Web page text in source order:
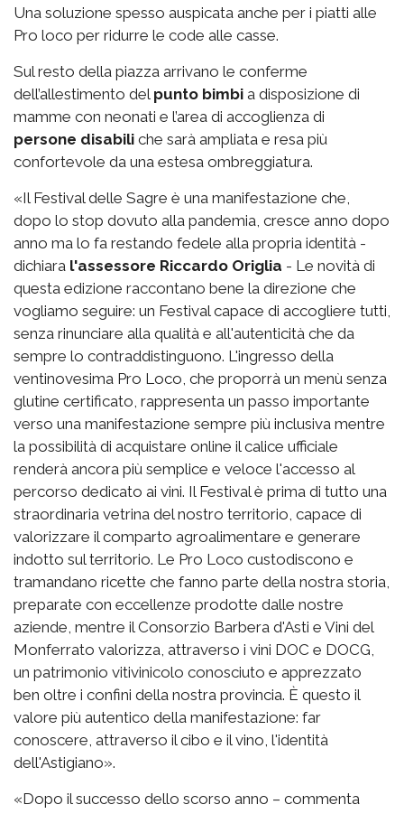
Una soluzione spesso auspicata anche per i piatti alle
Pro loco per ridurre le code alle casse.
Sul resto della piazza arrivano le conferme
dell’allestimento del punto bimbi a disposizione di
mamme con neonati e l’area di accoglienza di
persone disabili che sarà ampliata e resa più
confortevole da una estesa ombreggiatura.
«Il Festival delle Sagre è una manifestazione che,
dopo lo stop dovuto alla pandemia, cresce anno dopo
anno ma lo fa restando fedele alla propria identità -
dichiara l'assessore Riccardo Origlia - Le novità di
questa edizione raccontano bene la direzione che
vogliamo seguire: un Festival capace di accogliere tutti,
senza rinunciare alla qualità e all'autenticità che da
sempre lo contraddistinguono. L'ingresso della
ventinovesima Pro Loco, che proporrà un menù senza
glutine certificato, rappresenta un passo importante
verso una manifestazione sempre più inclusiva mentre
la possibilità di acquistare online il calice ufficiale
renderà ancora più semplice e veloce l'accesso al
percorso dedicato ai vini. Il Festival è prima di tutto una
straordinaria vetrina del nostro territorio, capace di
valorizzare il comparto agroalimentare e generare
indotto sul territorio. Le Pro Loco custodiscono e
tramandano ricette che fanno parte della nostra storia,
preparate con eccellenze prodotte dalle nostre
aziende, mentre il Consorzio Barbera d'Asti e Vini del
Monferrato valorizza, attraverso i vini DOC e DOCG,
un patrimonio vitivinicolo conosciuto e apprezzato
ben oltre i confini della nostra provincia. È questo il
valore più autentico della manifestazione: far
conoscere, attraverso il cibo e il vino, l'identità
dell'Astigiano».
«Dopo il successo dello scorso anno – commenta